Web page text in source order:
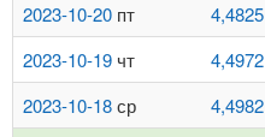
2023-10-20 пт 4,4825
2023-10-19 чт 4,4972
2023-10-18ср 4,4982